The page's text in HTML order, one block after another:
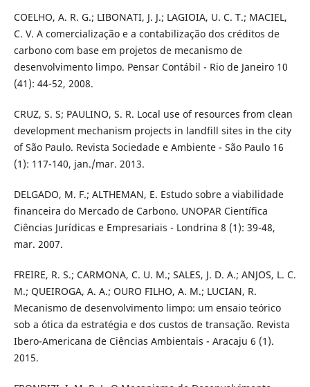
COELHO, A. R. G.; LIBONATI, J. J.; LAGIOIA, U. C. T.; MACIEL,
C. V. A comercialização e a contabilização dos créditos de
carbono com base em projetos de mecanismo de
desenvolvimento limpo. Pensar Contábil - Rio de Janeiro 10
(41): 44-52, 2008.
CRUZ, S. S; PAULINO, S. R. Local use of resources from clean
development mechanism projects in landfill sites in the city
of São Paulo. Revista Sociedade e Ambiente - São Paulo 16
(1): 117-140, jan./mar. 2013.
DELGADO, M. F.; ALTHEMAN, E. Estudo sobre a viabilidade
financeira do Mercado de Carbono. UNOPAR Científica
Ciências Jurídicas e Empresariais - Londrina 8 (1): 39-48,
mar. 2007.
FREIRE, R. S.; CARMONA, C. U. M.; SALES, J. D. A.; ANJOS, L. C.
M.; QUEIROGA, A. A.; OURO FILHO, A. M.; LUCIAN, R.
Mecanismo de desenvolvimento limpo: um ensaio teórico
sob a ótica da estratégia e dos custos de transação. Revista
Ibero-Americana de Ciências Ambientais - Aracaju 6 (1).
2015.